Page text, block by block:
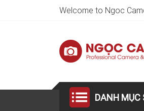
Welcome to Ngoc
DANH MỤC